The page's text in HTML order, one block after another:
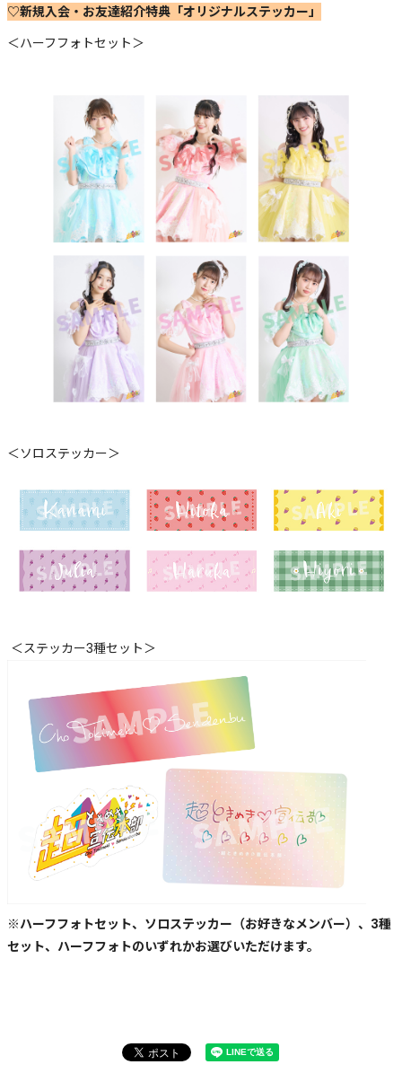
♡新規入会・お友達紹介特典「オリジナルステッカー」
＜ハーフフォトセット＞
＜ソロステッカー＞
＜ステッカー3種セット＞
※ハーフフォトセット、ソロステッカー（お好きなメンバー）、3種
セット、ハーフフォトのいずれかお選びいただけます。